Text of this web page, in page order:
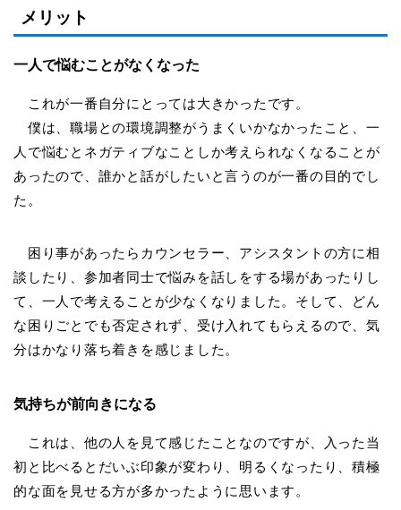
メリット
一人で悩むことがなくなった
これが一番自分にとっては大きかったです。
僕は、職場との環境調整がうまくいかなかったこと、一
人で悩むとネガティブなことしか考えられなくなることが
あったので、誰かと話がしたいと言うのが一番の目的でし
た。
困り事があったらカウンセラー、アシスタントの方に相
談したり、参加者同士で悩みを話しをする場があったりし
て、一人で考えることが少なくなりました。そして、どん
な困りごとでも否定されず、受け入れてもらえるので、気
分はかなり落ち着きを感じました。
気持ちが前向きになる
これは、他の人を見て感じたことなのですが、入った当
初と比べるとだいぶ印象が変わり、明るくなったり、積極
的な面を見せる方が多かったように思います。